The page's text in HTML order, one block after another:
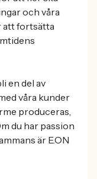
och våra
att fortsätta
en del av
våra kunder
produceras,
du har passion
är E.ON